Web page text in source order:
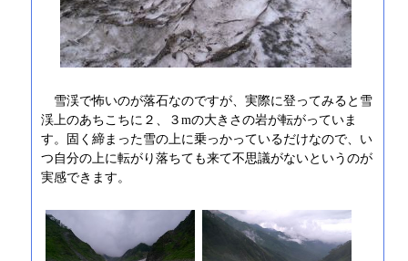
雪渓で怖いのが落石なのですが、実際に登ってみると雪
渓上のあちこちに２、３mの大きさの岩が転がっていま
す。固く締まった雪の上に乗っかっているだけなので、い
つ自分の上に転がり落ちても来て不思議がないというのが
実感できます。